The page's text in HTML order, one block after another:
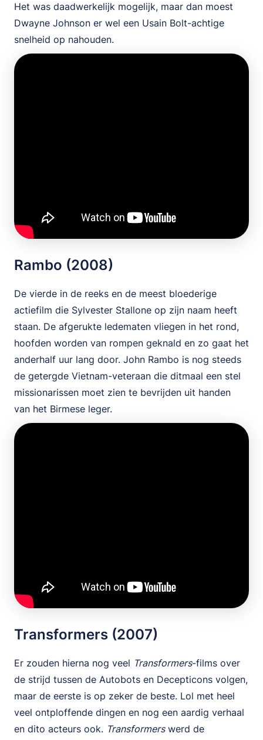
Het was daadwerkelijk mogelijk, maar dan moest
Dwayne Johnson er wel een Usain Bolt-achtige
snelheid op nahouden.
Rambo (2008)
De vierde in de reeks en de meest bloederige
actiefilm die Sylvester Stallone op zijn naam heeft
staan. De afgerukte ledematen vliegen in het rond,
hoofden worden van rompen geknald en zo gaat het
anderhalf uur lang door. John Rambo is nog steeds
de getergde Vietnam-veteraan die ditmaal een stel
missionarissen moet zien te bevrijden uit handen
van het Birmese leger.
Transformers (2007)
Er zouden hierna nog veel Transformers-films over
de strijd tussen de Autobots en Decepticons volgen,
maar de eerste is op zeker de beste. Lol met heel
veel ontploffende dingen en nog een aardig verhaal
en dito acteurs ook. Transformerswerd de